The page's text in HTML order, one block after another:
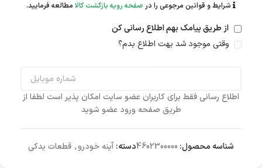
شرایط و قوانین مرجوعی را در صفحه رویه بازگشت کالا مطالعه فرمایید.
از طریق پیامک بهم اطلاع رسانی کن
وقتی موجود شد بهت اطلاع بدم؟
اطلاع رسانی فقط برای کاربران عضو سایت امکان پذیر است لطفا از
طریق صفحه ورود عضو شوید
شناسه محصول: 4602300000دسته: آینه خودرو, قطعات یدکی